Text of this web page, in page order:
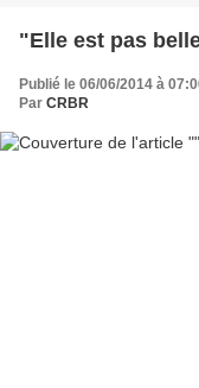
"Elle est pas
Publié le 06/06/2014 à
Par CRBR